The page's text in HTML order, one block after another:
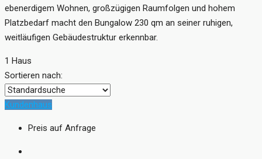
ebenerdigem Wohnen, großzügigen Raumfolgen und hohem
Platzbedarf macht den Bungalow 230 qm an seiner ruhigen,
weitläufigen Gebäudestruktur erkennbar.
1 Haus
Sortieren nach:
Kundenhaus
Preis auf Anfrage